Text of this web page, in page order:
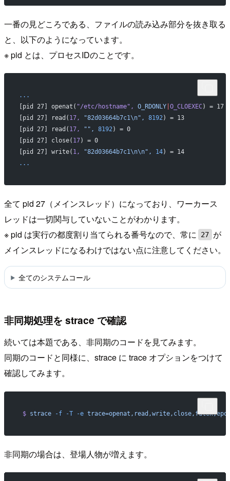
一番の見どころである、ファイルの読み込み部分を抜き取る
と、以下のようになっています。
※ pid とは、プロセスIDのことです。
...
[pid 27] openat( "/etc/hostname" , O_RDONLY| O_CLOEXEC) = 17
[pid 27] read( 17, "82d03664b7c1\n", 8192) = 13               //
[pid 27] read( 17, "", 8192) = 0                               //
[pid 27] close( 17) = 0                                        // メ
[pid 27] write( 1, "82d03664b7c1\n\n", 14) = 14
...
全て pid 27（メインスレッド）になっており、ワーカース
レッドは一切関与していないことがわかります。
※ pid は実行の都度割り当てられる番号なので、常に
27 が
メインスレッドになるわけではない点に注意してください。
全てのシステムコール
非同期処理を strace で確認
続いては本題である、非同期のコードを見てみます。
同期のコードと同様に、strace に trace オプションをつけて
確認してみます。
$ strace -f -T -e
非同期の場合は、登場人物が増えます。